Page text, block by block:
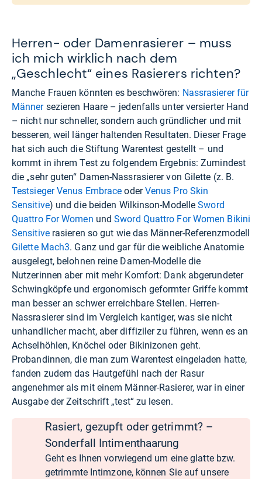
Herren- oder Damenrasierer – muss
ich mich wirklich nach dem
„Geschlecht“ eines Rasierers richten?
Manche Frauen könnten es beschwören: Nassrasierer für
Männersezieren Haare – jedenfalls unter versierter Hand
– nicht nur schneller, sondern auch gründlicher und mit
besseren, weil länger haltenden Resultaten. Dieser Frage
hat sich auch die Stiftung Warentest gestellt – und
kommt in ihrem Test zu folgendem Ergebnis: Zumindest
die „sehr guten“ Damen-Nassrasierer von Gilette (z. B.
Testsieger Venus Embrace oderVenus Pro Skin
Sensitive) und die beiden Wilkinson-ModelleSword
Quattro For Women undSword Quattro For Women Bikini
Sensitiverasieren so gut wie das Männer-Referenzmodell
Gilette Mach3. Ganz und gar für die weibliche Anatomie
ausgelegt, belohnen reine Damen-Modelle die
Nutzerinnen aber mit mehr Komfort: Dank abgerundeter
Schwingköpfe und ergonomisch geformter Griffe kommt
man besser an schwer erreichbare Stellen. Herren-
Nassrasierer sind im Vergleich kantiger, was sie nicht
unhandlicher macht, aber diffiziler zu führen, wenn es an
Achselhöhlen, Knöchel oder Bikinizonen geht.
Probandinnen, die man zum Warentest eingeladen hatte,
fanden zudem das Hautgefühl nach der Rasur
angenehmer als mit einem Männer-Rasierer, war in einer
Ausgabe der Zeitschrift „test“ zu lesen.
Rasiert, gezupft oder getrimmt? –
Sonderfall Intimenthaarung
Geht es Ihnen vorwiegend um eine glatte bzw.
getrimmte Intimzone, können Sie auf unsere